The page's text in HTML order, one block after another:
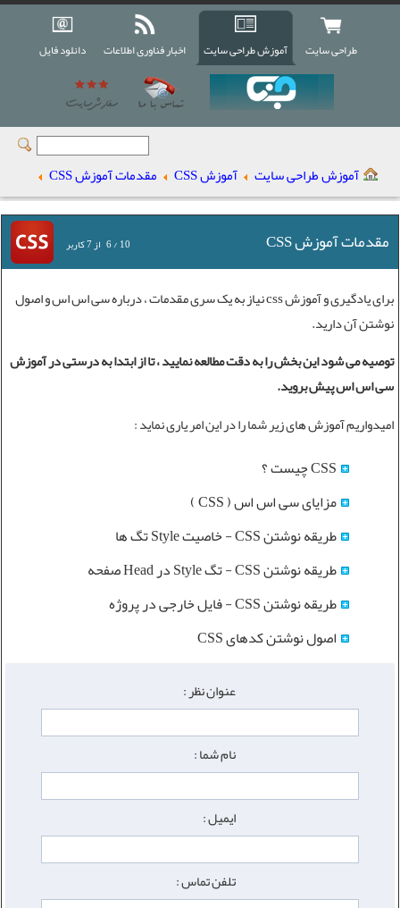
طراحی سایت آموزش طراحی سایت اخبار فناوری اطلاعات دانلود فایل
آموزش طراحی سایت آموزش CSS مقدمات آموزش CSS
مقدمات آموزش CSS 6/10 از7کاربر
برای یادگیری وآموزش css
نیاز به یک سری مقدمات ، درباره سی اس اس و اصول
نوشتن آن دارید.
توصیه می شود این بخش را به دقت مطالعه نمایید ، تا از ابتدا به درستی درآموزش
سی اس اسپیش بروید.
امیدواریم آموزش های زیر شما را در این امر یاری نماید :
CSS چیست ؟
مزایای سی اس اس ( CSS )
طریقه نوشتن CSS - خاصیت Style تگ ها
طریقه نوشتن CSS - تگ Style در Head صفحه
طریقه نوشتن CSS - فایل خارجی در پروژه
اصول نوشتن کدهای CSS
عنوان نظر :
نام شما :
ایمیل :
تلفن تماس :